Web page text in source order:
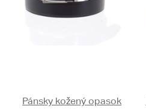
Pánsky kožený opasok